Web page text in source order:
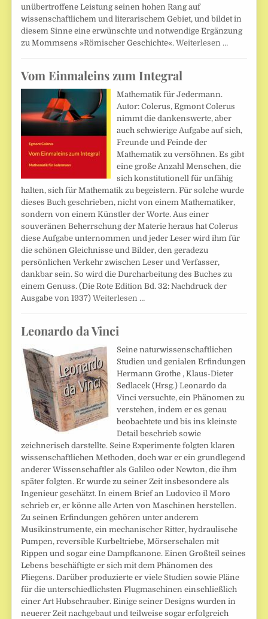
unübertroffene Leistung seinen hohen Rang auf
wissenschaftlichem und literarischem Gebiet, und bildet in
diesem Sinne eine erwünschte und notwendige Ergänzung
zu Mommsens »Römischer Geschichte«.Weiterlesen …
Vom Einmaleins zum Integral
Mathematik für Jedermann.
Autor: Colerus, Egmont Colerus
nimmt die dankenswerte, aber
auch schwierige Aufgabe auf sich,
Freunde und Feinde der
Mathematik zu versöhnen. Es gibt
eine große Anzahl Menschen, die
sich konstitutionell für unfähig
halten, sich für Mathematik zu begeistern. Für solche wurde
dieses Buch geschrieben, nicht von einem Mathematiker,
sondern von einem Künstler der Worte. Aus einer
souveränen Beherrschung der Materie heraus hat Colerus
diese Aufgabe unternommen und jeder Leser wird ihm für
die schönen Gleichnisse und Bilder, den geradezu
persönlichen Verkehr zwischen Leser und Verfasser,
dankbar sein. So wird die Durcharbeitung des Buches zu
einem Genuss. (Die Rote Edition Bd. 32: Nachdruck der
Ausgabe von 1937)Weiterlesen …
Leonardo da Vinci
Seine naturwissenschaftlichen
Studien und genialen Erfindungen
Hermann Grothe , Klaus-Dieter
Sedlacek (Hrsg.) Leonardo da
Vinci versuchte, ein Phänomen zu
verstehen, indem er es genau
beobachtete und bis ins kleinste
Detail beschrieb sowie
zeichnerisch darstellte. Seine Experimente folgten klaren
wissenschaftlichen Methoden, doch war er ein grundlegend
anderer Wissenschaftler als Galileo oder Newton, die ihm
später folgten. Er wurde zu seiner Zeit insbesondere als
Ingenieur geschätzt. In einem Brief an Ludovico il Moro
schrieb er, er könne alle Arten von Maschinen herstellen.
Zu seinen Erfindungen gehören unter anderem
Musikinstrumente, ein mechanischer Ritter, hydraulische
Pumpen, reversible Kurbeltriebe, Mörserschalen mit
Rippen und sogar eine Dampfkanone. Einen Großteil seines
Lebens beschäftigte er sich mit dem Phänomen des
Fliegens. Darüber produzierte er viele Studien sowie Pläne
für die unterschiedlichsten Flugmaschinen einschließlich
einer Art Hubschrauber. Einige seiner Designs wurden in
neuerer Zeit nachgebaut und teilweise sogar erfolgreich